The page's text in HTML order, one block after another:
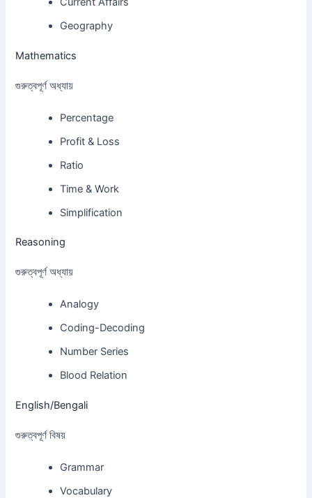
Geography
Mathematics
গুরুত্বপূর্ণ অধ্যায়
Percentage
Profit & Loss
Ratio
Time & Work
Simplification
Reasoning
গুরুত্বপূর্ণ অধ্যায়
Analogy
Coding-Decoding
Number Series
Blood Relation
English/Bengali
গুরুত্বপূর্ণ বিষয়
Grammar
Vocabulary